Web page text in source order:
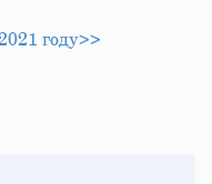
году>>